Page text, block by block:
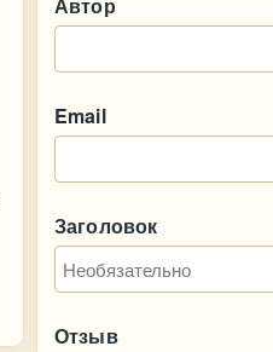
Email
Заголовок
Отзыв